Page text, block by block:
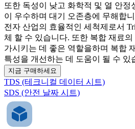
또한 독성이 낮고 화학적 및 열 안정
이 우수하며 대기 오존층에 무해합
전자 산업의 효율적인 세척제로서
체 할 수 있습니다. 또한 복합 재료
가시키는 데 좋은 역할을하며 복합
특성을 개선하는 데 도움이 될 수 있
지금 구매하세요
TDS (테크니컬 데이터 시트)
SDS (안전 날짜 시트)